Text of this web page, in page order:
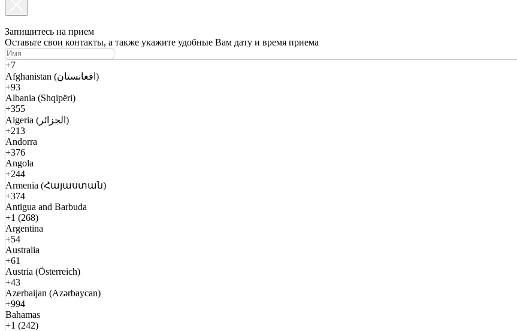
Запишитесь на прием
Оставьте свои контакты, а также укажите удобные Вам дату и время приема
+7
Afghanistan (افغانستان)
+93
Albania (Shqipëri)
+355
Algeria (الجزائر)
+213
Andorra
+376
Angola
+244
Armenia (Հայաստան)
+374
Antigua and Barbuda
+1 (268)
Argentina
+54
Australia
+61
Austria (Österreich)
+43
Azerbaijan (Azərbaycan)
+994
Bahamas
+1 (242)